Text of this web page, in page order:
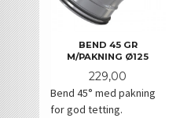
BEND 45 GR
M/PAKNING Ø125
Pris
229,00
Bend 45° med pakning
for god tetting.